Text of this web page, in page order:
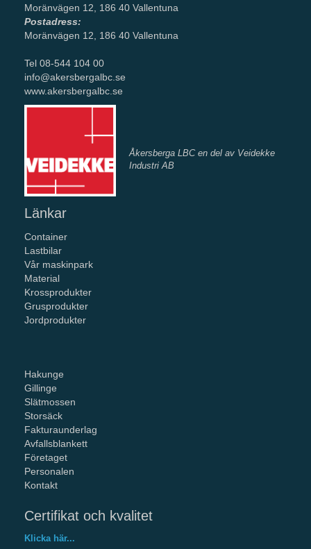
Moränvägen 12, 186 40 Vallentuna
Postadress:
Moränvägen 12, 186 40 Vallentuna
Tel 08-544 104 00
info@akersbergalbc.se
www.akersbergalbc.se
Åkersberga LBC en del av Veidekke
Industri AB
Länkar
Container
Lastbilar
Vår maskinpark
Material
Krossprodukter
Grusprodukter
Jordprodukter
Hakunge
Gillinge
Slätmossen
Storsäck
Fakturaunderlag
Avfallsblankett
Företaget
Personalen
Kontakt
Certifikat och kvalitet
Klicka här...